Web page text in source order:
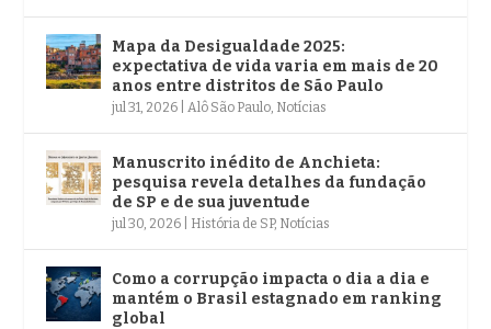
Mapa da Desigualdade 2025:
expectativa de vida varia em mais de 20
anos entre distritos de São Paulo
jul 31, 2026 Alô São Paulo Notícias
Manuscrito inédito de Anchieta:
pesquisa revela detalhes da fundação
de SP e de sua juventude
jul 30, 2026 História de SP, Notícias
Como a corrupção impacta o dia a dia e
mantém o Brasil estagnado em ranking
global